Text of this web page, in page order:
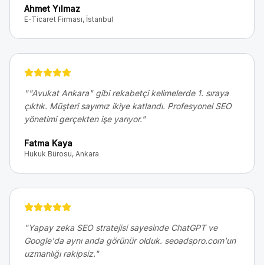
Ahmet Yılmaz
E-Ticaret Firması, İstanbul
""Avukat Ankara" gibi rekabetçi kelimelerde 1. sıraya
çıktık. Müşteri sayımız ikiye katlandı. Profesyonel SEO
yönetimi gerçekten işe yarıyor."
Fatma Kaya
Hukuk Bürosu, Ankara
"Yapay zeka SEO stratejisi sayesinde ChatGPT ve
Google'da aynı anda görünür olduk. seoadspro.com'un
uzmanlığı rakipsiz."